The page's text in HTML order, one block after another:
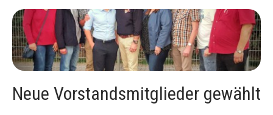
Neue Vorstandsmitglieder gewählt